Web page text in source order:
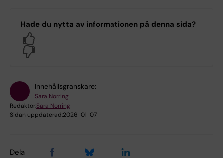
Hade du nytta av informationen på denna sida?
Innehållsgranskare:
Sara Norring
Redaktör:Sara Norring
Sidan uppdaterad:2026-01-07
Dela